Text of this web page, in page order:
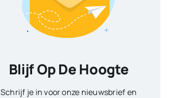
Blijf Op De Hoogte
Schrijf je in voor onze nieuwsbrief en